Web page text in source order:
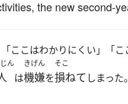
the new second-
ここはわかりにくい」「
ん
は
きげん
機嫌を
そこ
損ねて しまった